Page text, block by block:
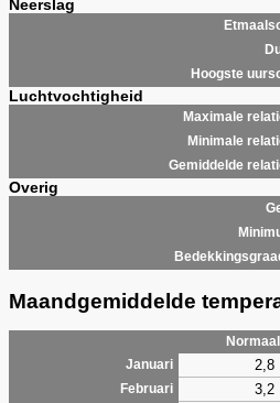
Neerslag
Hoogste
Luchtvochtigheid
Maximale
Minimale
Gemiddelde
Overig
Maandgemiddelde
Normaal
Januari
2,8
Februari 3,2